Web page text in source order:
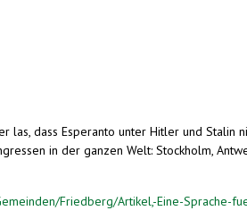
dass Esperanto unter Hitler und Stalin
in der ganzen Welt: Stockholm,
Friedberg/Artikel,-Eine-Sprache-